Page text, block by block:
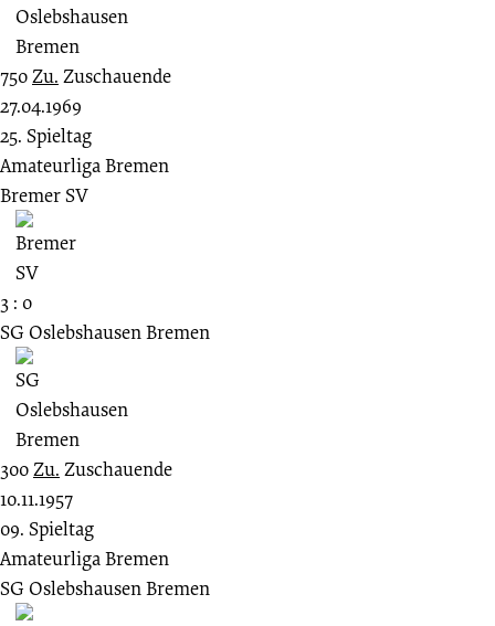
750Zu. Zuschauende
27.04.1969
25. Spieltag
Amateurliga Bremen
Bremer SV
3 : 0
SG Oslebshausen Bremen
300Zu. Zuschauende
10.11.1957
09. Spieltag
Amateurliga Bremen
SG Oslebshausen Bremen